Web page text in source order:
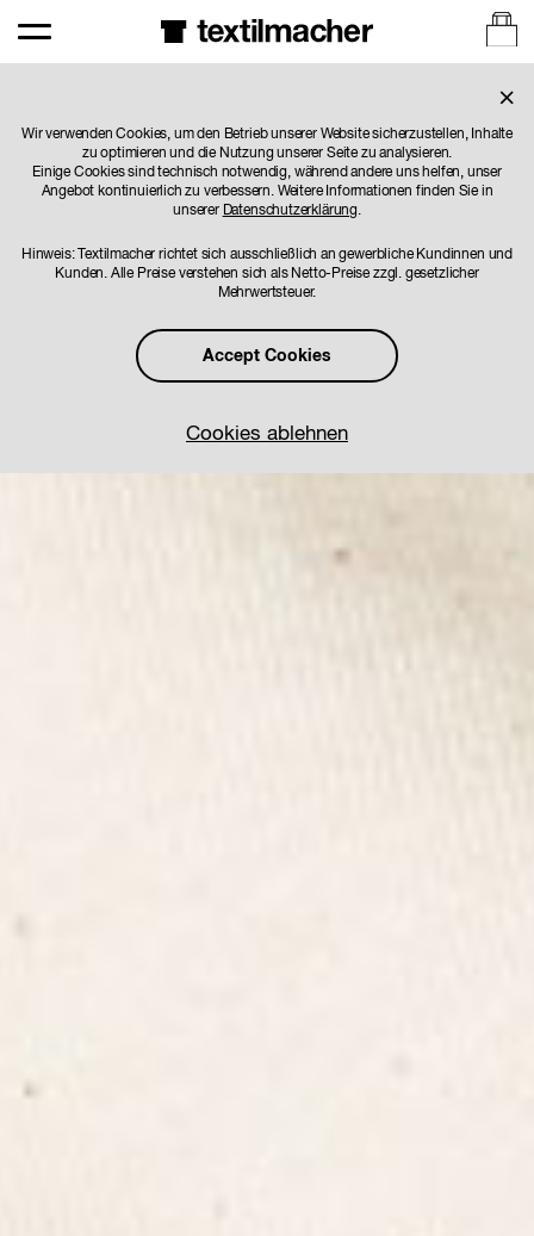
×
Wir verwenden Cookies, um den Betrieb unserer Website sicherzustellen, Inhalte
zu optimieren und die Nutzung unserer Seite zu analysieren.
Einige Cookies sind technisch notwendig, während andere uns helfen, unser
Angebot kontinuierlich zu verbessern. Weitere Informationen finden Sie in
unserer Datenschutzerklärung.
Hinweis: Textilmacher richtet sich ausschließlich an gewerbliche Kundinnen und
Kunden. Alle Preise verstehen sich als Netto-Preise zzgl. gesetzlicher
Mehrwertsteuer.
Accept Cookies
Cookies ablehnen